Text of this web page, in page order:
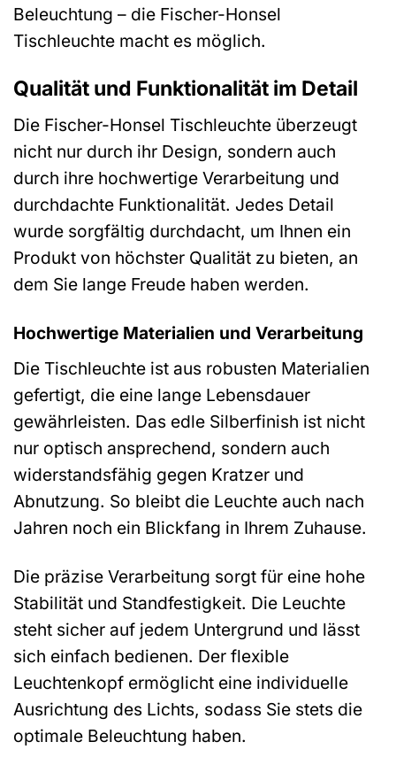
Beleuchtung – die Fischer-Honsel
Tischleuchte macht es möglich.
Qualität und Funktionalität im Detail
Die Fischer-Honsel Tischleuchte überzeugt
nicht nur durch ihr Design, sondern auch
durch ihre hochwertige Verarbeitung und
durchdachte Funktionalität. Jedes Detail
wurde sorgfältig durchdacht, um Ihnen ein
Produkt von höchster Qualität zu bieten, an
dem Sie lange Freude haben werden.
Hochwertige Materialien und Verarbeitung
Die Tischleuchte ist aus robusten Materialien
gefertigt, die eine lange Lebensdauer
gewährleisten. Das edle Silberfinish ist nicht
nur optisch ansprechend, sondern auch
widerstandsfähig gegen Kratzer und
Abnutzung. So bleibt die Leuchte auch nach
Jahren noch ein Blickfang in Ihrem Zuhause.
Die präzise Verarbeitung sorgt für eine hohe
Stabilität und Standfestigkeit. Die Leuchte
steht sicher auf jedem Untergrund und lässt
sich einfach bedienen. Der flexible
Leuchtenkopf ermöglicht eine individuelle
Ausrichtung des Lichts, sodass Sie stets die
optimale Beleuchtung haben.